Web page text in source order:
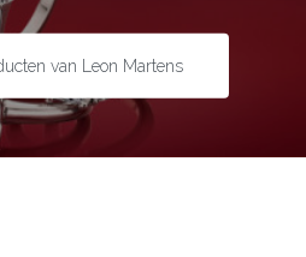
van Leon Martens